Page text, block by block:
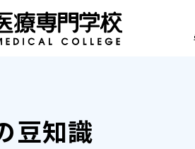
豆知識